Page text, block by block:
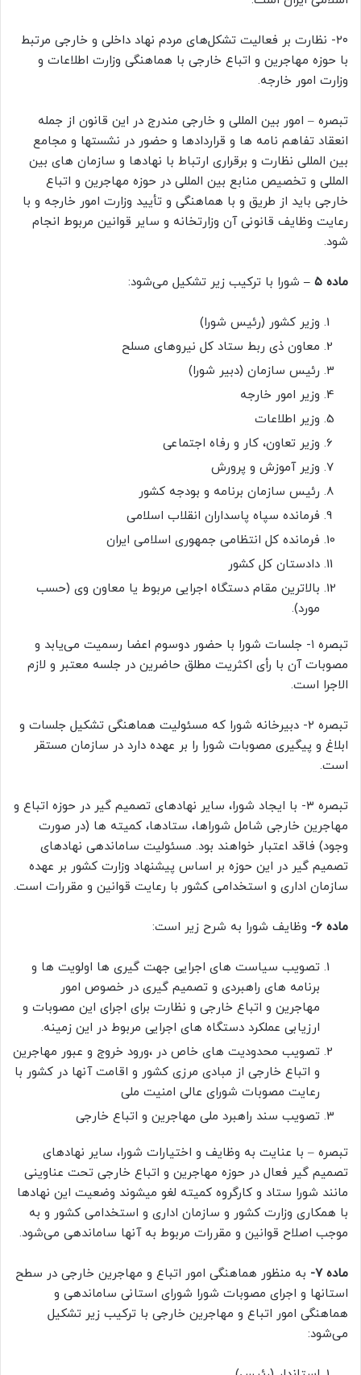
۲۰- نظارت بر فعالیت تشکل‌های مردم نهاد داخلی و خارجی مرتبط
با حوزه مهاجرین و اتباع خارجی با هماهنگی وزارت اطلاعات و
وزارت امور خارجه.
تبصره – امور بین المللی و خارجی مندرج در این قانون از جمله
انعقاد تفاهم نامه ها و قراردادها و حضور در نشستها و مجامع
بین المللی نظارت و برقراری ارتباط با نهادها و سازمان های بین
المللی و تخصیص منابع بین المللی در حوزه مهاجرین و اتباع
خارجی باید از طریق و با هماهنگی و تأیید وزارت امور خارجه و با
رعایت وظایف قانونی آن وزارتخانه و سایر قوانین مربوط انجام
شود.
ماده ۵ – شورا با ترکیب زیر تشکیل می‌شود:
وزیر کشور (رئیس شورا)
معاون ذی ربط ستاد کل نیروهای مسلح
رئیس سازمان (دبیر شورا)
وزیر امور خارجه
وزیر اطلاعات
وزیر تعاون، کار و رفاه اجتماعی
وزیر آموزش و پرورش
رئیس سازمان برنامه و بودجه کشور
فرمانده سپاه پاسداران انقلاب اسلامی
فرمانده کل انتظامی جمهوری اسلامی ایران
دادستان کل کشور
بالاترین مقام دستگاه اجرایی مربوط یا معاون وی (حسب
مورد).
تبصره ۱- جلسات شورا با حضور دوسوم اعضا رسمیت می‌یابد و
مصوبات آن با رأی اکثریت مطلق حاضرین در جلسه معتبر و لازم
الاجرا است.
تبصره ۲- دبیرخانه شورا که مسئولیت هماهنگی تشکیل جلسات و
ابلاغ و پیگیری مصوبات شورا را بر عهده دارد در سازمان مستقر
است.
تبصره ۳- با ایجاد شورا، سایر نهادهای تصمیم گیر در حوزه اتباع و
مهاجرین خارجی شامل شوراها، ستادها، کمیته ها (در صورت
وجود) فاقد اعتبار خواهند بود. مسئولیت ساماندهی نهادهای
تصمیم گیر در این حوزه بر اساس پیشنهاد وزارت کشور بر عهده
سازمان اداری و استخدامی کشور با رعایت قوانین و مقررات است.
ماده ۶- وظایف شورا به شرح زیر است:
تصویب سیاست های اجرایی جهت گیری ها اولویت ها و
برنامه های راهبردی و تصمیم گیری در خصوص امور
مهاجرین و اتباع خارجی و نظارت برای اجرای این مصوبات و
ارزیابی عملکرد دستگاه های اجرایی مربوط در این زمینه.
تصویب محدودیت های خاص در ،ورود خروج و عبور مهاجرین
و اتباع خارجی از مبادی مرزی کشور و اقامت آنها در کشور با
رعایت مصوبات شورای عالی امنیت ملی
تصویب سند راهبرد ملی مهاجرین و اتباع خارجی
تبصره – با عنایت به وظایف و اختیارات شورا، سایر نهادهای
تصمیم گیر فعال در حوزه مهاجرین و اتباع خارجی تحت عناوینی
مانند شورا ستاد و کارگروه کمیته لغو میشوند وضعیت این نهادها
با همکاری وزارت کشور و سازمان اداری و استخدامی کشور و به
موجب اصلاح قوانین و مقررات مربوط به آنها ساماندهی می‌شود.
ماده ۷-
به منظور هماهنگی امور اتباع و مهاجرین خارجی در سطح
استانها و اجرای مصوبات شورا شورای استانی ساماندهی و
هماهنگی امور اتباع و مهاجرین خارجی با ترکیب زیر تشکیل
می‌شود: